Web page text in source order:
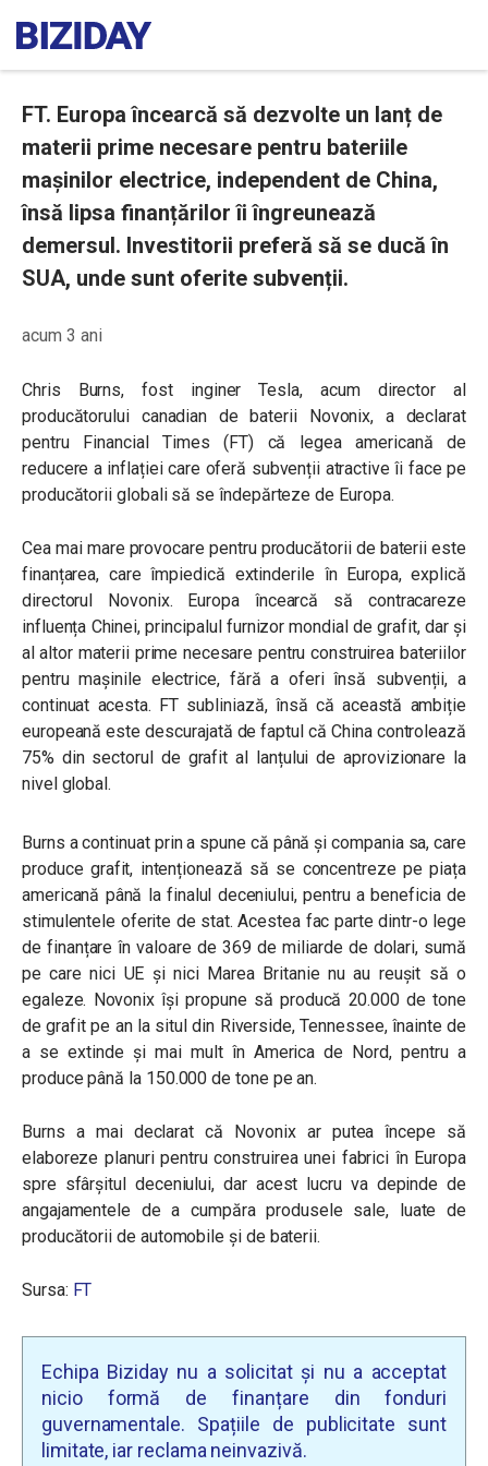
FT. Europa încearcă să dezvolte un lanț de
materii prime necesare pentru bateriile
mașinilor electrice, independent de China,
însă lipsa finanțărilor îi îngreunează
demersul. Investitorii preferă să se ducă în
SUA, unde sunt oferite subvenții.
acum 3 ani
Chris Burns, fost inginer Tesla, acum director al
producătorului canadian de baterii Novonix, a declarat
pentru Financial Times (FT) că legea americană de
reducere a inflației care oferă subvenții atractive îi face pe
producătorii globali să se îndepărteze de Europa.
Cea mai mare provocare pentru producătorii de baterii este
finanțarea, care împiedică extinderile în Europa, explică
directorul Novonix. Europa încearcă să contracareze
influența Chinei, principalul furnizor mondial de grafit, dar și
al altor materii prime necesare pentru construirea bateriilor
pentru mașinile electrice, fără a oferi însă subvenții, a
continuat acesta. FT subliniază, însă că această ambiție
europeană este descurajată de faptul că China controlează
75% din sectorul de grafit al lanțului de aprovizionare la
nivel global.
Burns a continuat prin a spune că până și compania sa, care
produce grafit, intenționează să se concentreze pe piața
americană până la finalul deceniului, pentru a beneficia de
stimulentele oferite de stat. Acestea fac parte dintr-o lege
de finanțare în valoare de 369 de miliarde de dolari, sumă
pe care nici UE și nici Marea Britanie nu au reușit să o
egaleze. Novonix își propune să producă 20.000 de tone
de grafit pe an la situl din Riverside, Tennessee, înainte de
a se extinde și mai mult în America de Nord, pentru a
produce până la 150.000 de tone pe an.
Burns a mai declarat că Novonix ar putea începe să
elaboreze planuri pentru construirea unei fabrici în Europa
spre sfârșitul deceniului, dar acest lucru va depinde de
angajamentele de a cumpăra produsele sale, luate de
producătorii de automobile și de baterii.
Sursa: FT
Echipa Biziday nu a solicitat și nu a acceptat
nicio formă de finanțare din fonduri
guvernamentale. Spațiile de publicitate sunt
limitate, iar reclama neinvazivă.